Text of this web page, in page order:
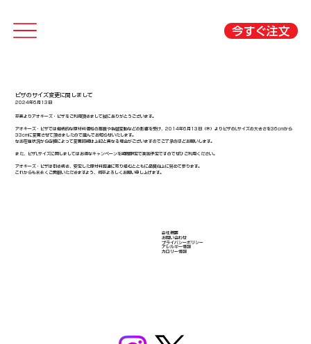
今すぐ注文
ピザのサイズ変更に関しまして
2024年6月13日
平素よりアオキーズ・ピザをご利用頂きまして誠にありがとうございます。
アオキーズ・ピザでは継続的な原材料価格の高騰や為替変動などの影響を受け、2014年6月13日（木）よりピザのLサイズの大きさを36cmから
33cmに変更させて頂きましたので謹んでお知らせいたします。
なお在庫状況から店舗によって変更時期は上記と異なる場合がございますのでご了承のほどお願いします。
また、ピザLサイズに関しましてはお得なキャンペーンを期間限定で実施予定ですのでぜひご利用ください。
アオキーズ・ピザは引き続き、安定した原材料調達に取り組むとともに品質向上に努めて参ります。
これからも末永くご愛顧いただきますよう、何卒よろしくお願い申し上げます。
会社概要
​お問い合わせ
​プライバシーポリシー
アレルギー情報
​カロリー情報